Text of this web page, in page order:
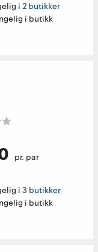
i 2 butikker
i butikk
pr. par
i 3 butikker
i butikk